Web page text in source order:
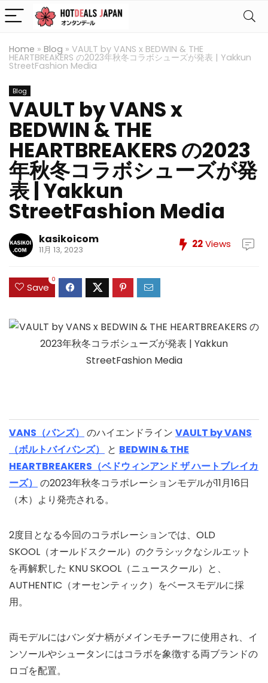
Home » Blog » VAULT by VANS x BEDWIN & THE
HEARTBREAKERS の2023年秋冬コラボシューズが発表 | Yakkun
StreetFashion Media
Blog
VAULT by VANS x
BEDWIN & THE
HEARTBREAKERS の2023
年秋冬コラボシューズが発
表 | Yakkun
StreetFashion Media
kasikoicom
11月 13, 2023 22Views
Save
0
VANS（バンズ） のハイエンドライン VAULT by VANS
（ボルトバイバンズ）
と BEDWIN & THE
HEARTBREAKERS（ベドウィンアンド ザ ハートブレイカ
ーズ） の2023年秋冬コラボレーションモデルが11月16日
（木）より発売される。
2度目となる今回のコラボレーションでは、OLD
SKOOL（オールドスクール）のクラシックなシルエット
を再解釈した KNU SKOOL（ニュースクール）と、
AUTHENTIC（オーセンティック）をベースモデルに採
用。
両モデルにはバンダナ柄がメインモチーフに使用され、イ
ンソールやシュータンにはコラボを象徴する両ブランドの
ロゴを配置。